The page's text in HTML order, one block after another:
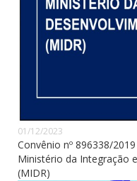
01/12/2023
Convênio nº 896338/
Ministério da Integração
(MIDR)